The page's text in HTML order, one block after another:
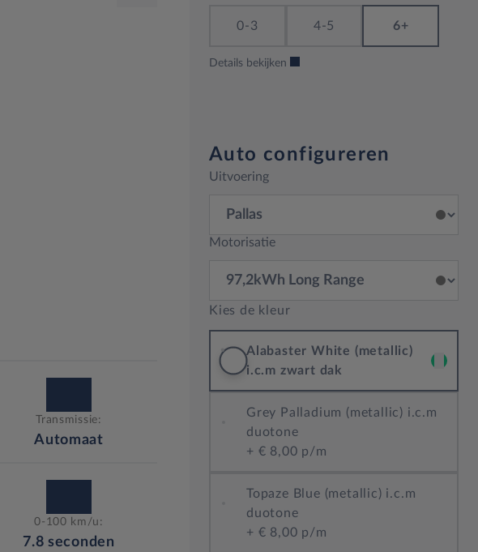
Transmissie:
Automaat
0-100 km/u:
7.8 seconden
0-3 4-5 6+
Details bekijken
Auto configureren
Uitvoering
Motorisatie
Kies de kleur
Alabaster White (metallic)
i.c.m zwart dak
Grey Palladium (metallic) i.c.m
duotone
+
€ 8,00 p/m
Topaze Blue (metallic) i.c.m
duotone
+
€ 8,00 p/m